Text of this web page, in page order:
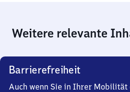
Weitere relevante
Barrierefreiheit
Auch wenn Sie in Ihrer Mobilität